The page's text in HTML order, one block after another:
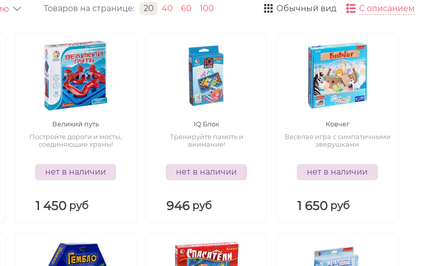
Товаров на странице: 20 40 60 100 Обычный вид С описанием
Великий путь
Постройте дороги и мосты,
соединяющие храмы!
нет в наличии
1 450 руб
IQ Блок
Тренируйте память и
внимание!
нет в наличии
946 руб
Ковчег
Веселая игра с симпатичными
зверушками
нет в наличии
1 650 руб